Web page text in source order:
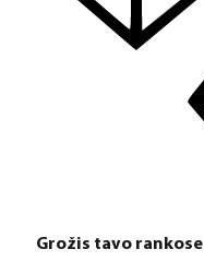
Grožis tavo rankose